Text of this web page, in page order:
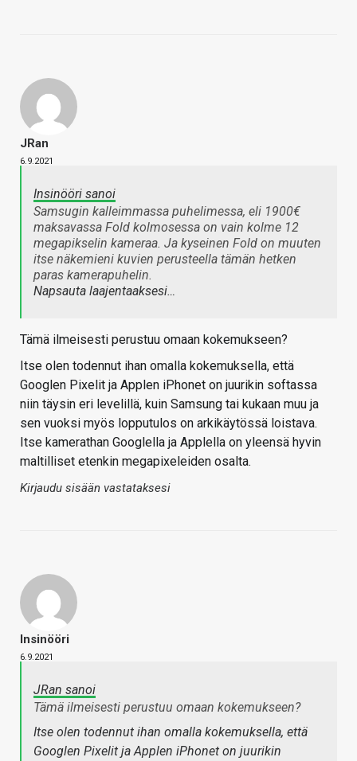
JRan
6.9.2021
Insinööri sanoi
Samsugin kalleimmassa puhelimessa, eli 1900€
maksavassa Fold kolmosessa on vain kolme 12
megapikselin kameraa. Ja kyseinen Fold on muuten
itse näkemieni kuvien perusteella tämän hetken
paras kamerapuhelin.
Napsauta laajentaaksesi…
Tämä ilmeisesti perustuu omaan kokemukseen?
Itse olen todennut ihan omalla kokemuksella, että
Googlen Pixelit ja Applen iPhonet on juurikin softassa
niin täysin eri levelillä, kuin Samsung tai kukaan muu ja
sen vuoksi myös lopputulos on arkikäytössä loistava.
Itse kamerathan Googlella ja Applella on yleensä hyvin
maltilliset etenkin megapixeleiden osalta.
Kirjaudu sisään vastataksesi
Insinööri
6.9.2021
JRan sanoi
Tämä ilmeisesti perustuu omaan kokemukseen?
Itse olen todennut ihan omalla kokemuksella, että
Googlen Pixelit ja Applen iPhonet on juurikin